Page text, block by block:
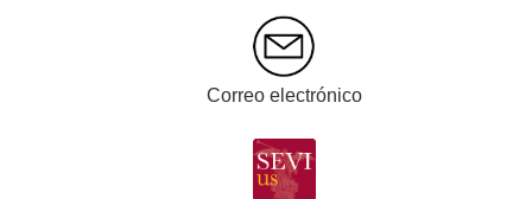
Correo electrónico